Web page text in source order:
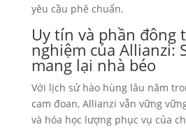
yêu cầu phê chuẩn.
Uy tín và phần đông
nghiệm của Allianzi:
mang lại nhà béo
Với lịch sử hào hùng lâu năm
cam đoan, Allianzi vẫn vững
và hóa học lượng phục vụ của